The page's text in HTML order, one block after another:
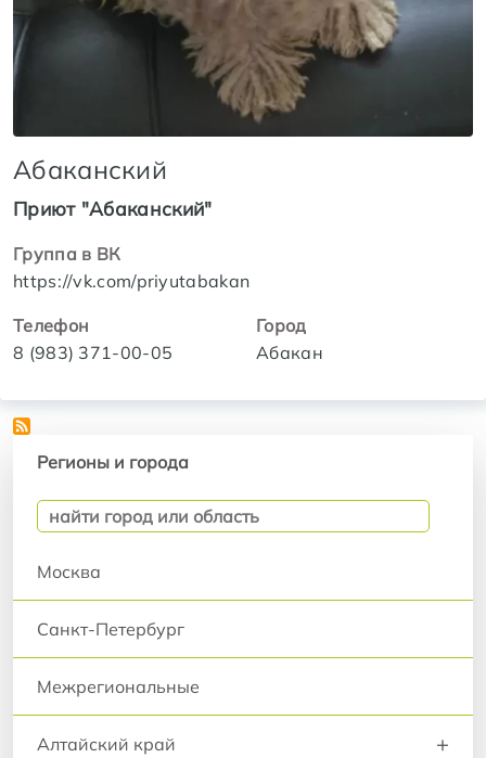
Абаканский
Приют "Абаканский"
Группа в ВК
https://vk.com/priyutabakan
Телефон
8 (983) 371-00-05
Город
Абакан
Регионы и города
Москва
Санкт-Петербург
Межрегиональные
Алтайский край +